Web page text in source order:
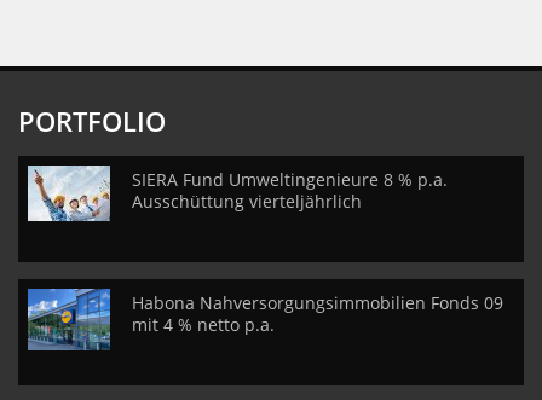
PORTFOLIO
SIERA Fund Umweltingenieure 8 % p.a.
Ausschüttung vierteljährlich
Habona Nahversorgungsimmobilien Fonds 09
mit 4 % netto p.a.